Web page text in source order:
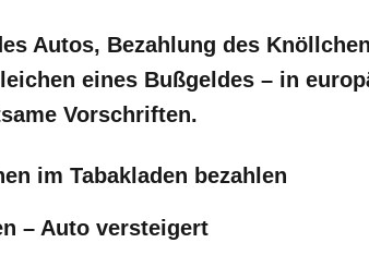
Autos, Bezahlung des
eines Bußgeldes – in
Vorschriften.
im Tabakladen bezahlen
– Auto versteigert